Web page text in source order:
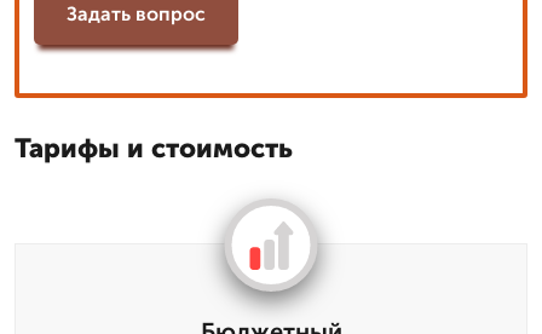
Задать вопрос
Тарифы и стоимость